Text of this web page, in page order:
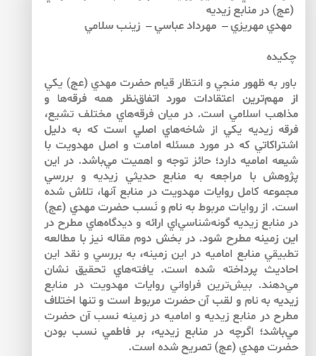
(عج) در منابع زيديه
مهدي مهريزي – مهرداد عباسي – زينب سلامي
چكيده
باور به ظهور منجي و انتظار قيام حضرت مهدي (عج) يكي
از مهم‌ترين اعتقادات مورد اتفاق‌نظر همه فرقه‌ها و
مذاهب اسلامي است. در ميان فرقه‌هاي مختلف تشيع،
فرقه‌ زيديه‌ يكي از شاخه‌هاي اصلي است كه به دليل
اشتراكاتي كه در مورد مسئله امامت و اصل مهدويت با
شيعه‌ اماميه دارد؛ حائز توجه و اهميت مي‌باشد. در اين
پژوهش با مراجعه به منابع حديثي زيديه و بررسي
مجموعه كامل روايات مهدويت در منابع آن­ها، تلاش شده
است. از روايات مربوط به نام و نَسب حضرت مهدي (عج)
در منابع زيديه گونه‌شناسي‌اي ارائه و ديدگاه‌هاي مطرح در
اين زمينه مطرح شود. در بخش دوم مقاله نيز با مطالعه
تطبيقي منابع اماميه در اين زمينه، به بررسي و نقد اين
احاديث پرداخته شده است. يافته‌هاي تحقيق نشان
مي‌دهند. بيش‌ترين فراواني روايات مهدويت در منابع
زيديه به نام و لقب آن حضرت مربوط است و تنها اختلاف
مطرح در منابع زيديه و اماميه در زمينه نسب آن حضرت
مي‌باشد؛ اگرچه در منابع زيديه، بر فاطمي نسب بودن
حضرت مهدي (عج) تصريح شده است.